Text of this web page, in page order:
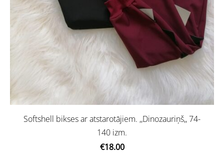
Softshell bikses ar atstarotājiem. ,,Dinozauriņš,, 74-
140 izm.
€18.00